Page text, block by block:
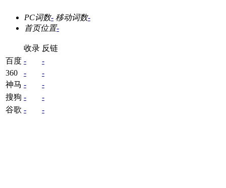
PC词数- 移动词数-
首页位置-
收录 反链
百度 -
-
360
-
-
神马 -
-
搜狗 -
-
谷歌 - -